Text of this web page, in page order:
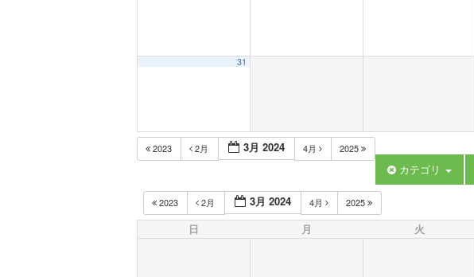
31
2023 2月 3月 2024 4月 2025
カテゴリ
2023 2月 3月 2024 4月 2025
日 月 火